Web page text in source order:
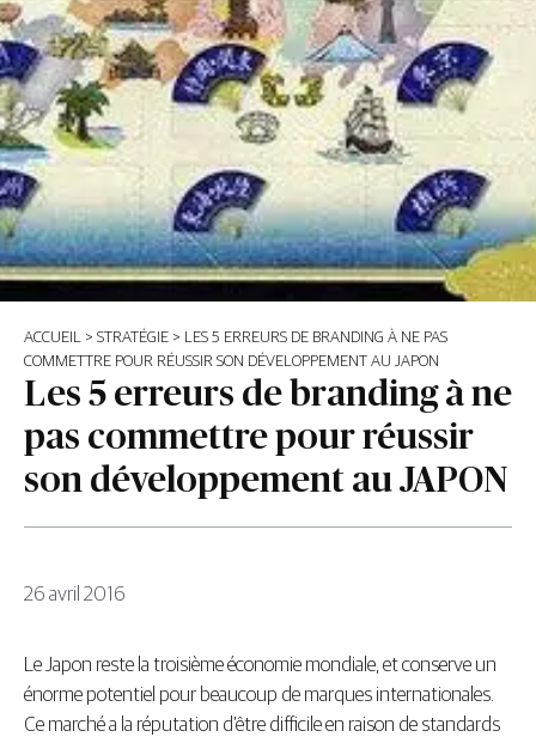
ACCUEIL > STRATÉGIE > LES 5 ERREURS DE BRANDING À NE PAS
COMMETTRE POUR RÉUSSIR SON DÉVELOPPEMENT AU JAPON
Les 5 erreurs de branding à ne
pas commettre pour réussir
son développement au JAPON
26 avril 2016
Le Japon reste la troisième économie mondiale, et conserve un
énorme potentiel pour beaucoup de marques internationales.
Ce marché a la réputation d’être difficile en raison de standards